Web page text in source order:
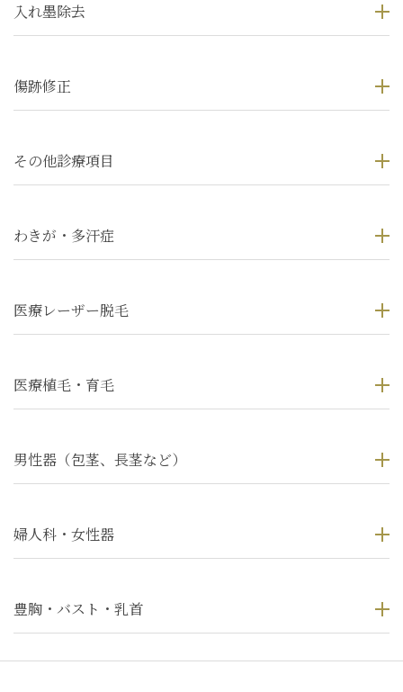
入れ墨除去
傷跡修正
その他診療項目
わきが・多汗症
医療レーザー脱毛
医療植毛・育毛
男性器（包茎、長茎など）
婦人科・女性器
豊胸・バスト・乳首